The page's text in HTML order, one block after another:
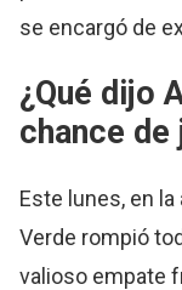
se encargó de
¿Qué dijo
chance de
Este lunes, en
Verde rompió
valioso empate